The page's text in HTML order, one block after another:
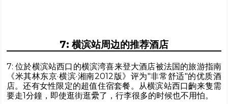
7: 横滨站周边的推荐酒店
7: 位於横滨站西口的横滨湾喜来登大酒店被法国的旅游指南
《米其林东京·横滨·湘南2012版》评为"非常舒适"的优质酒
店。还有女性限定的超值住宿套餐。从横滨站西口齣来隻需
要走1分鐘，即使逛街逛纍了，行李很多的时候也不用怕。